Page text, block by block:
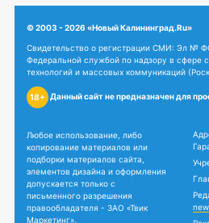
© 2003 - 2026 «Новый Калининград.Ru»
Свидетельство о регистрации СМИ: Эл №
Федеральной службой по надзору в сфере
технологий и массовых коммуникаций
18+ Данный сайт не предназначен для
Любое использование, либо
копирование материалов или
подборки материалов сайта,
элементов дизайна и оформления
допускается только с
письменного разрешения
правообладателя - ЗАО «Твик
Маркетинг».